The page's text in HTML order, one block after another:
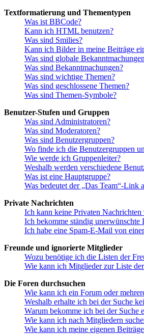
Textformatierung und Thementypen
Was ist BBCode?
Kann ich HTML benutzen?
Was sind Smilies?
Kann ich Bilder in meine Beiträge
Was sind globale
Was sind Bekanntmachungen?
Was sind wichtige Themen?
Was sind geschlossene Themen?
Was sind Themen-Symbole?
Benutzer-Stufen und Gruppen
Was sind Administratoren?
Was sind Moderatoren?
Was sind Benutzergruppen?
Wo finde ich die Benutzergruppen
Wie werde ich Gruppenleiter?
Weshalb werden verschiedene
Was ist eine Hauptgruppe?
Was bedeutet der „Das Team“-Link
Private Nachrichten
Ich kann keine Privaten Nachrichten
Ich bekomme ständig unerwünschte
Ich habe eine Spam-E-Mail von
Freunde und ignorierte Mitglieder
Wozu benötige ich die Listen der
Wie kann ich Mitglieder zur Liste
Die Foren durchsuchen
Wie kann ich ein Forum oder
Weshalb erhalte ich bei der Suche
Warum bekomme ich bei der Suche
Wie kann ich nach Mitgliedern
Wie kann ich meine eigenen